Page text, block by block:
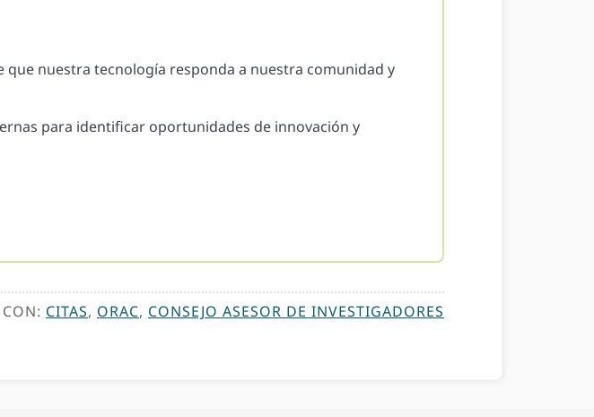
que nuestra tecnología responda a nuestra comunidad y
para identificar oportunidades de innovación y
CITAS, ORAC, CONSEJO ASESOR DE INVESTIGADORES